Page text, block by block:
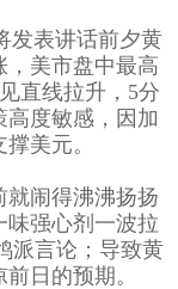
表讲话前夕黄
，美市盘中最高
直线拉升，5分
高度敏感，因加
美元。
闹得沸沸扬扬
味强心剂一波拉
派言论；导致黄
日的预期。